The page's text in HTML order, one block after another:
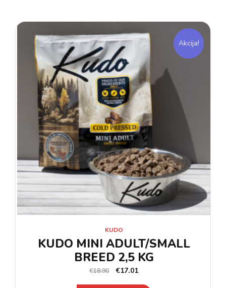
Akcija!
KUDO
KUDO MINI ADULT/SMALL
BREED 2,5 KG
€18.90 €17.01